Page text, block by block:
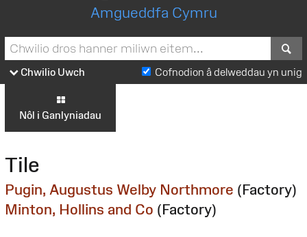
Amgueddfa Cymru
Chwilio Uwch Cofnodion â delweddau yn unig
Nôl i Ganlyniadau
Tile
Pugin, Augustus Welby Northmore (Factory)
Minton, Hollins and Co (Factory)